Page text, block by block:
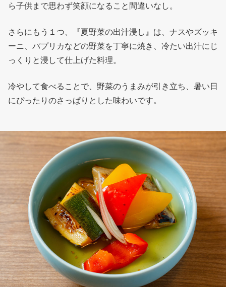
ら子供まで思わず笑顔になること間違いなし。
さらにもう１つ、『夏野菜の出汁浸し』は、ナスやズッキ
ーニ、パプリカなどの野菜を丁寧に焼き、冷たい出汁にじ
っくりと浸して仕上げた料理。
冷やして食べることで、野菜のうまみが引き立ち、暑い日
にぴったりのさっぱりとした味わいです。